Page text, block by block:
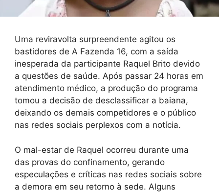
Uma reviravolta surpreendente agitou os
bastidores de A Fazenda 16, com a saída
inesperada da participante Raquel Brito devido
a questões de saúde. Após passar 24 horas em
atendimento médico, a produção do programa
tomou a decisão de desclassificar a baiana,
deixando os demais competidores e o público
nas redes sociais perplexos com a notícia.
O mal-estar de Raquel ocorreu durante uma
das provas do confinamento, gerando
especulações e críticas nas redes sociais sobre
a demora em seu retorno à sede. Alguns